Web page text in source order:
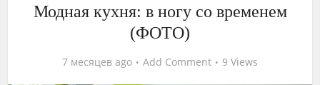
Модная кухня: в ногу со временем
(ФОТО)
7 месяцев ago Add Comment 9 Views